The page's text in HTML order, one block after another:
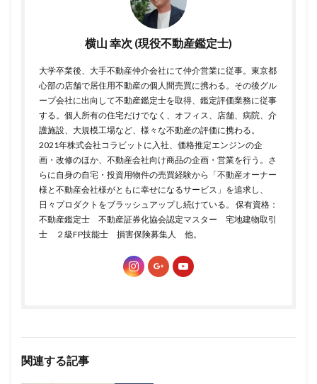
横山 幸次 (現役不動産鑑定士)
大学卒業後、大手不動産仲介会社にて仲介営業に従事。東京都
心部の店舗で居住用不動産の個人間売買に携わる。その後グル
ープ会社に出向して不動産鑑定士を取得、鑑定評価業務に従事
する。個人所有の住宅だけでなく、オフィス、店舗、病院、介
護施設、大規模工場など、様々な不動産の評価に携わる。
2021年株式会社コラビットに入社、価格推定エンジンの企
画・改修のほか、不動産会社向け商品の企画・営業を行う。さ
らに自身の自宅・投資用物件の売買経験から「不動産オーナー
様と不動産会社様がともに幸せになるサービス」を追求し、
日々プロダクトをブラッシュアップし続けている。 保有資格：
不動産鑑定士 不動産証券化協会認定マスター 宅地建物取引
士 ２級FP技能士 損害保険募集人 他。
関連する記事